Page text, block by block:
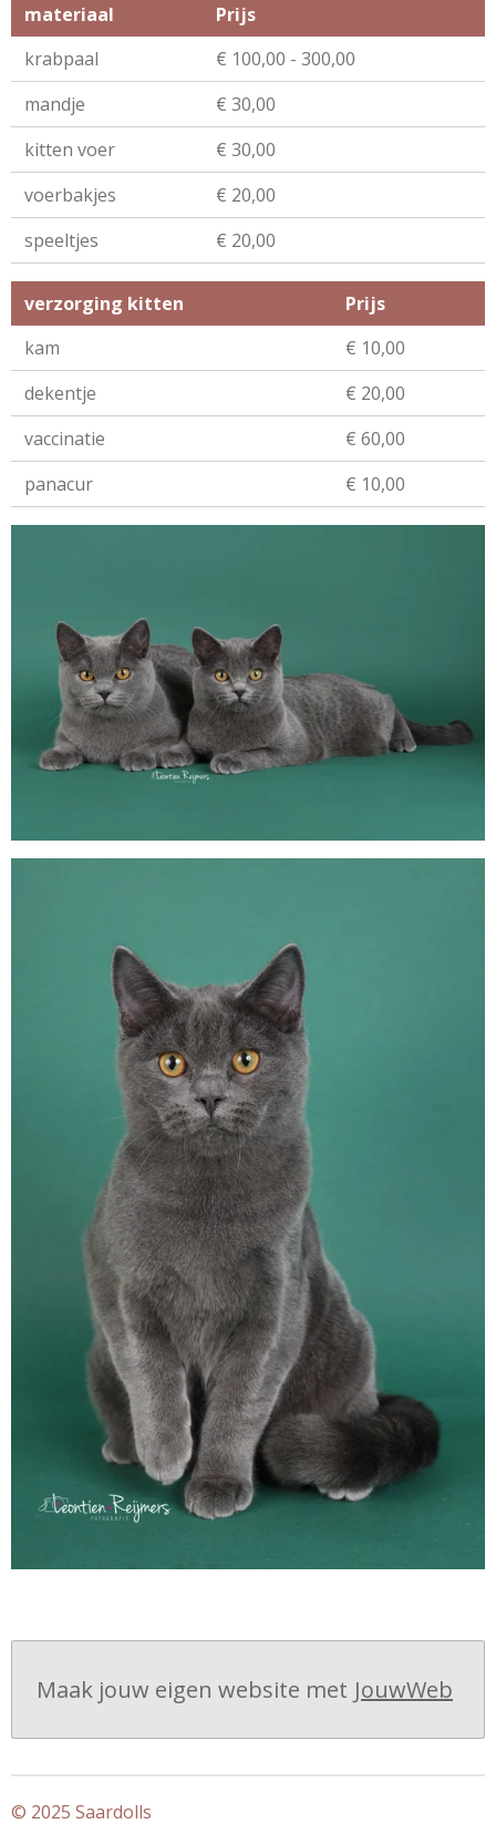
materiaal
Prijs
krabpaal
€ 100,00 - 300,00
mandje
€ 30,00
kitten voer
€ 30,00
voerbakjes
€ 20,00
speeltjes
€ 20,00
verzorging kitten
Prijs
kam
€ 10,00
dekentje
€ 20,00
vaccinatie
€ 60,00
panacur
€ 10,00
Maak jouw eigen website met JouwWeb
© 2025 Saardolls